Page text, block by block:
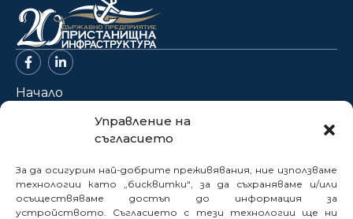
Управление на
съгласието
За да осигурим най-добрите преживявания, ние използваме
технологии като „бисквитки“, за да съхраняваме и/или
осъществяваме достъп до информация за
устройството. Съгласието с тези технологии ще ни
Начало
Новини
Нормативна база
Електронни услуги